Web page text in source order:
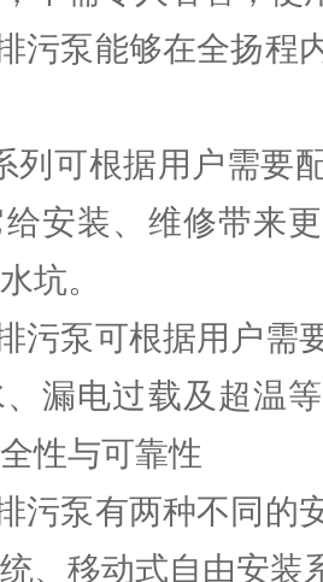
泵能够在全扬程
可根据用户需要
安装、维修带来
坑。
泵可根据用户需
漏电过载及超温
性与可靠性
泵有两种不同的
、移动式自由安装